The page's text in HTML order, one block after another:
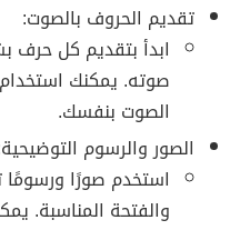
تقديم الحروف بالصوت:
ابدأ بتقديم كل
صوته. يمكنك
الصوت بنفسك.
الصور والرسوم
استخدم صورًا
والفتحة المناسبة.